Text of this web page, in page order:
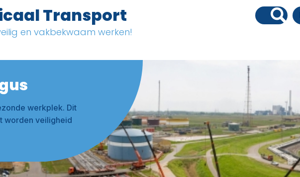
Transport
en vakbekwaam werken!
werkplek. Dit
worden veiligheid